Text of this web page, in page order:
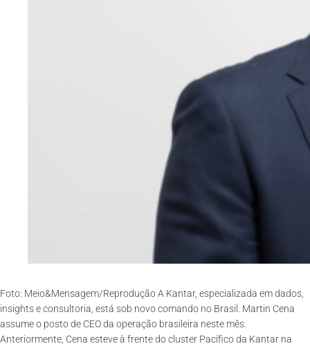
Foto: Meio&Mensagem/Reprodução A Kantar, especializada em dados,
insights e consultoria, está sob novo comando no Brasil. Martin Cena
assume o posto de CEO da operação brasileira neste mês.
Anteriormente, Cena esteve à frente do cluster Pacífico da Kantar na